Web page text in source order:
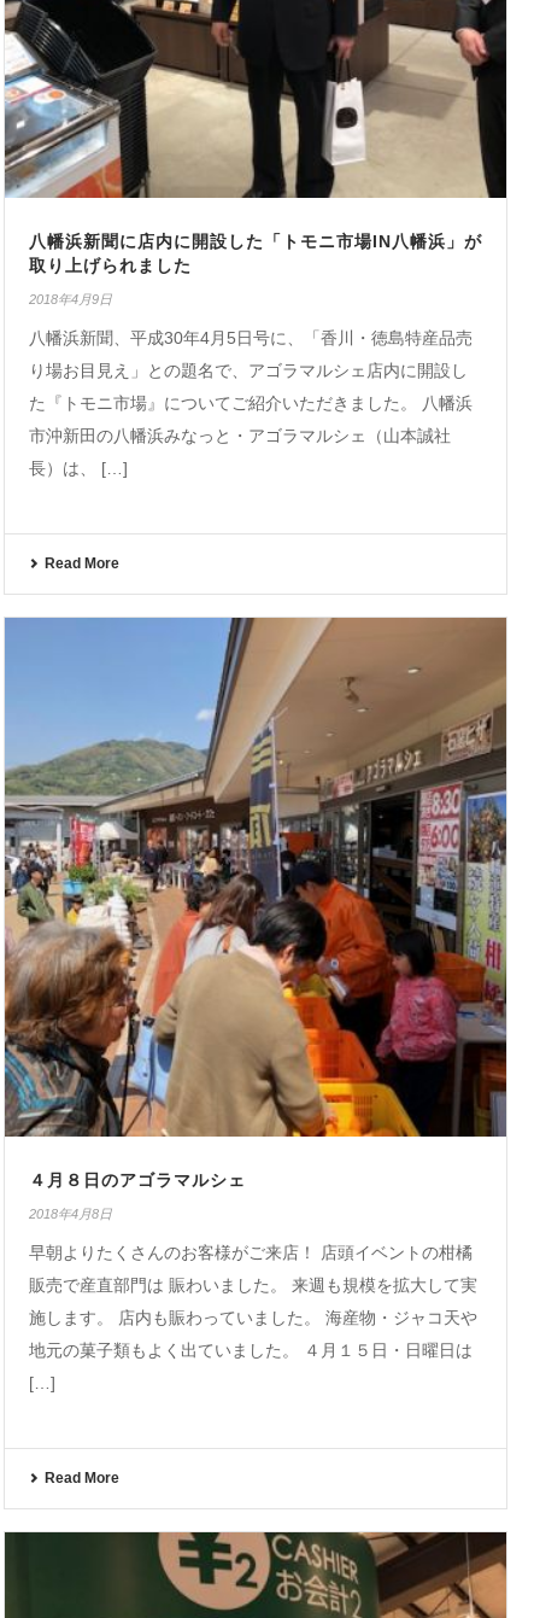
八幡浜新聞に店内に開設した「トモニ市場IN八幡浜」が
取り上げられました
2018年4月9日
八幡浜新聞、平成30年4月5日号に、「香川・徳島特産品売
り場お目見え」との題名で、アゴラマルシェ店内に開設し
た『トモニ市場』についてご紹介いただきました。 八幡浜
市沖新田の八幡浜みなっと・アゴラマルシェ（山本誠社
長）は、 […]
Read More
４月８日のアゴラマルシェ
2018年4月8日
早朝よりたくさんのお客様がご来店！ 店頭イベントの柑橘
販売で産直部門は 賑わいました。 来週も規模を拡大して実
施します。 店内も賑わっていました。 海産物・ジャコ天や
地元の菓子類もよく出ていました。 ４月１５日・日曜日は
[…]
Read More